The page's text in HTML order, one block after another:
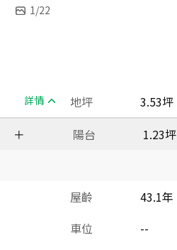
1/22
詳情 地坪
3.53坪
＋ 陽台
1.23坪
屋齡
43.1年
車位
--